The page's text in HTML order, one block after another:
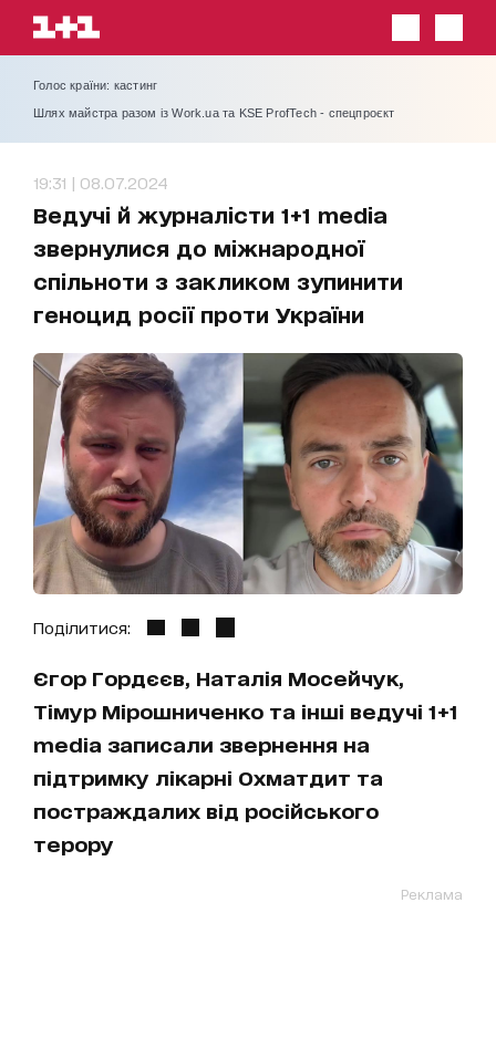
Голос країни: кастинг
Шлях майстра разом із Work.ua та KSE ProfTech - спецпроєкт
19:31 | 08.07.2024
Ведучі й журналісти 1+1 media
звернулися до міжнародної
спільноти з закликом зупинити
геноцид росії проти України
Поділитися:
Єгор Гордєєв, Наталія Мосейчук,
Тімур Мірошниченко та інші ведучі 1+1
media записали звернення на
підтримку лікарні Охматдит та
постраждалих від російського
терору
Реклама